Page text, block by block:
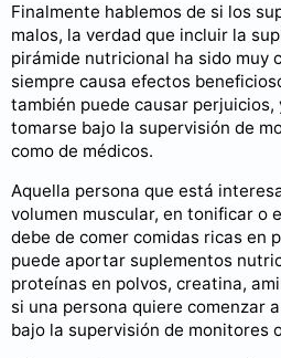
Finalmente hablemos de si los
malos, la verdad que incluir la
pirámide nutricional ha sido muy
siempre causa efectos
también puede causar perjuicios,
tomarse bajo la supervisión de
como de médicos.
Aquella persona que está
volumen muscular, en tonificar o
debe de comer comidas ricas en
puede aportar suplementos
proteínas en polvos, creatina,
si una persona quiere comenzar
bajo la supervisión de monitores